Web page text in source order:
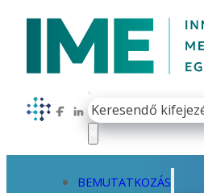
Follow us on Facebook
Follow us on LinkedIn
Keresés
BEMUTATKOZÁS